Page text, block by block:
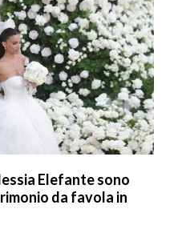
Elefante sono
da favola in